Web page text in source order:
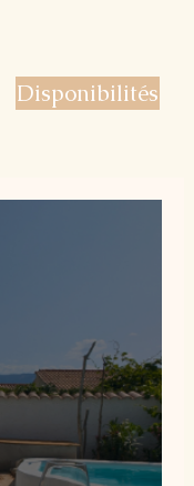
Disponibilités